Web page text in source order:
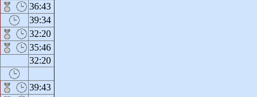
36:43
39:34
32:20
35:46
32:20
39:43